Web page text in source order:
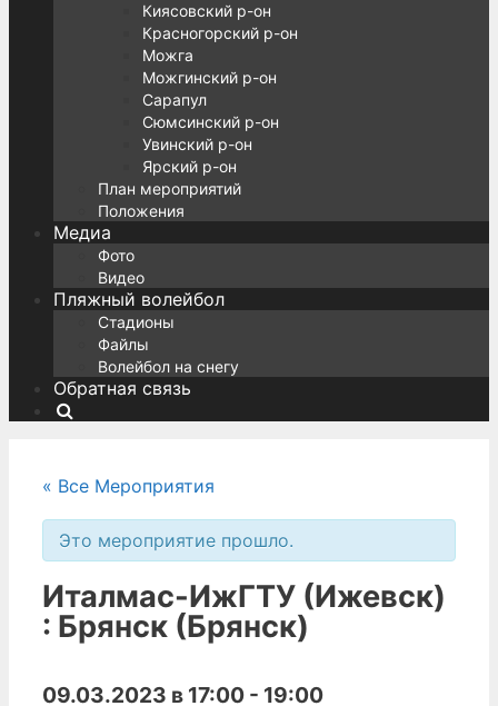
Киясовский р-он
Красногорский р-он
Можга
Можгинский р-он
Сарапул
Сюмсинский р-он
Увинский р-он
Ярский р-он
План мероприятий
Положения
Медиа
Фото
Видео
Пляжный волейбол
Стадионы
Файлы
Волейбол на снегу
Обратная связь
« Все Мероприятия
Это мероприятие прошло.
Италмас-ИжГТУ (Ижевск)
: Брянск (Брянск)
09.03.2023 в 17:00 - 19:00